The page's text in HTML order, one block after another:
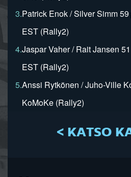
3.Patrick Enok / Silver Simm
EST (Rally2)
4.Jaspar Vaher / Rait Jansen
EST (Rally2)
5.Anssi Rytkönen / Juho-Ville
KoMoKe (Rally2)
< KATSO